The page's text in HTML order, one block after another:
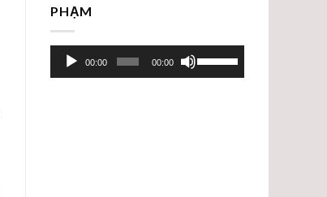
PHẠM
Trình
chơi
00:00 00:00
dụng